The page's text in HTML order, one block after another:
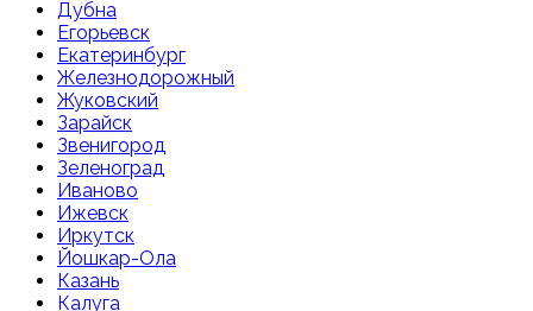
Дубна
Егорьевск
Екатеринбург
Железнодорожный
Жуковский
Зарайск
Звенигород
Зеленоград
Иваново
Ижевск
Иркутск
Йошкар-Ола
Казань
Калуга